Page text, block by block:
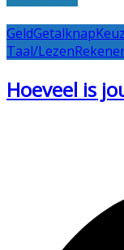
GeldGetalknap
Taal/Lezen
Hoeveel is